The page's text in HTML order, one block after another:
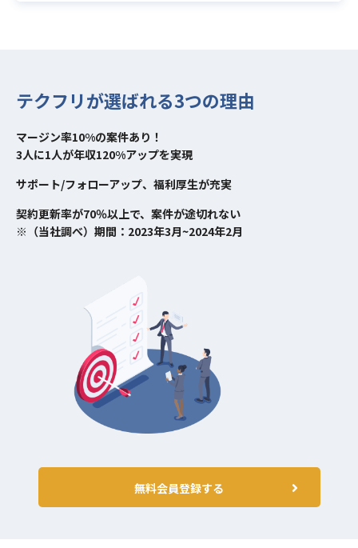
テクフリが選ばれる3つの理由
マージン率10%の案件あり！
3人に1人が年収120%アップを実現
サポート/フォローアップ、福利厚生が充実
契約更新率が70％以上で、案件が途切れない
※（当社調べ）期間：2023年3月~2024年2月
無料会員登録する